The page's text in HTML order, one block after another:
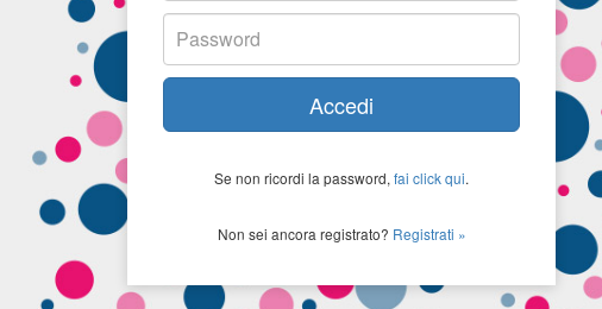
Accedi
Se non ricordi la password, fai click qui.
Non sei ancora registrato? Registrati »